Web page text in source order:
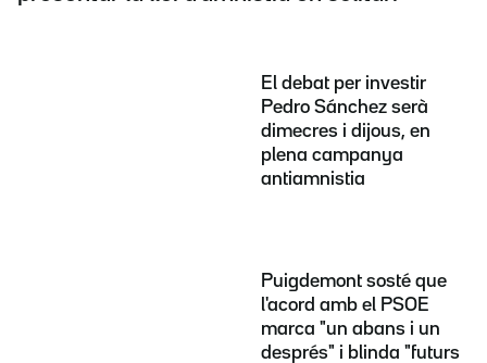
El debat per investir
Pedro Sánchez serà
dimecres i dijous, en
plena campanya
antiamnistia
Puigdemont sosté que
l'acord amb el PSOE
marca "un abans i un
després" i blinda "futurs